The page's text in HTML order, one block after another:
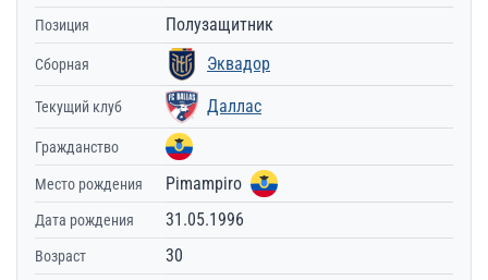
Позиция Полузащитник
Сборная Эквадор
Текущий клуб Даллас
Гражданство
Место рождения Pimampiro
Дата рождения 31.05.1996
Возраст 30